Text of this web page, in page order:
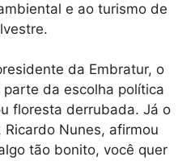
e ao turismo de
da Embratur, o
da escolha política
floresta derrubada. Já o
Nunes, afirmou
tão bonito, você quer